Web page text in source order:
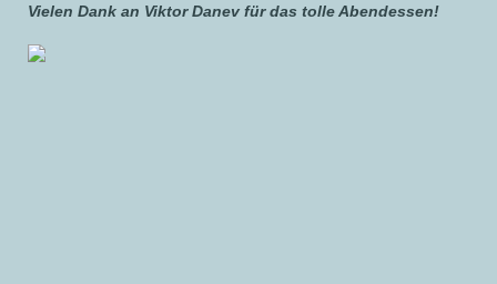
Vielen Dank an Viktor Danev für das tolle Abendessen!